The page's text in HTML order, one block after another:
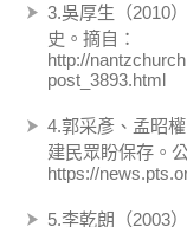
3.吳厚生（2010
史。摘自：
http://
post_3893.html
4.郭采彥、孟昭
建民眾盼保存。
https://
5.李乾朗（2003